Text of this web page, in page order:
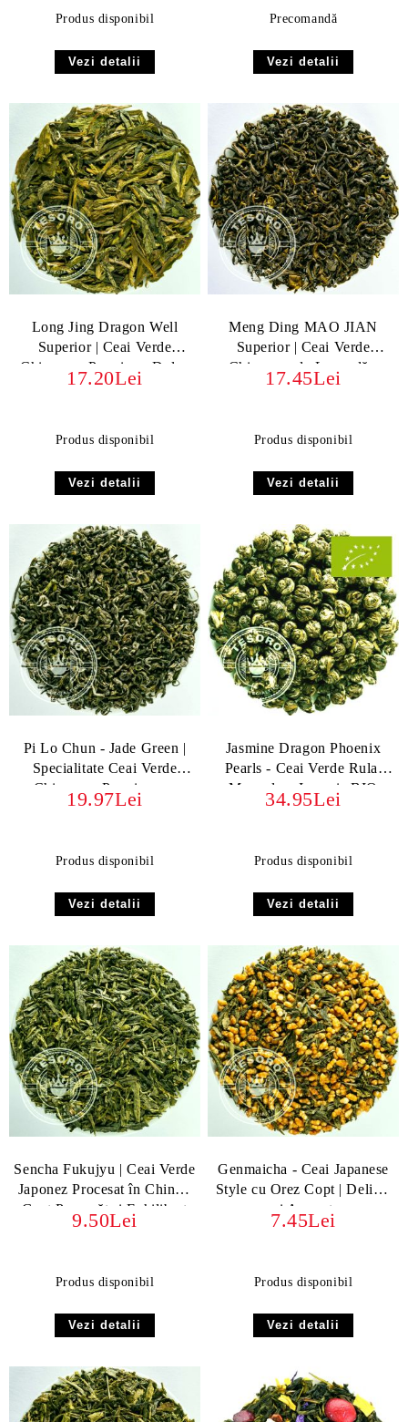
Produs disponibil
Vezi detalii
Precomandă
Vezi detalii
Long Jing Dragon Well
Superior | Ceai Verde
Chinezesc Premium, Dulce
și Nutty
17.20Lei
Produs disponibil
Vezi detalii
Meng Ding MAO JIAN
Superior | Ceai Verde
Chinezesc de Legendă -
Gust Proaspăt și Fructat
17.45Lei
Produs disponibil
Vezi detalii
Pi Lo Chun - Jade Green |
Specialitate Ceai Verde
Chinezesc Premium cu
Istorie și Aromă
19.97Lei
Produs disponibil
Vezi detalii
Jasmine Dragon Phoenix
Pearls - Ceai Verde Rulat
Manual cu Iasomie BIO
ORGANIC
34.95Lei
Produs disponibil
Vezi detalii
Sencha Fukujyu | Ceai Verde
Japonez Procesat în China -
Gust Proaspăt și Echilibrat
9.50Lei
Produs disponibil
Vezi detalii
Genmaicha - Ceai Japanese
Style cu Orez Copt | Delicat
și Aromat
7.45Lei
Produs disponibil
Vezi detalii